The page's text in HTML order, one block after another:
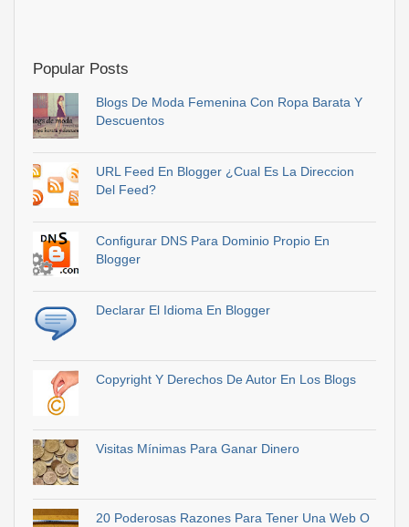
Popular Posts
Blogs De Moda Femenina Con Ropa Barata Y
Descuentos
URL Feed En Blogger ¿Cual Es La Direccion
Del Feed?
Configurar DNS Para Dominio Propio En
Blogger
Declarar El Idioma En Blogger
Copyright Y Derechos De Autor En Los Blogs
Visitas Mínimas Para Ganar Dinero
20 Poderosas Razones Para Tener Una Web O